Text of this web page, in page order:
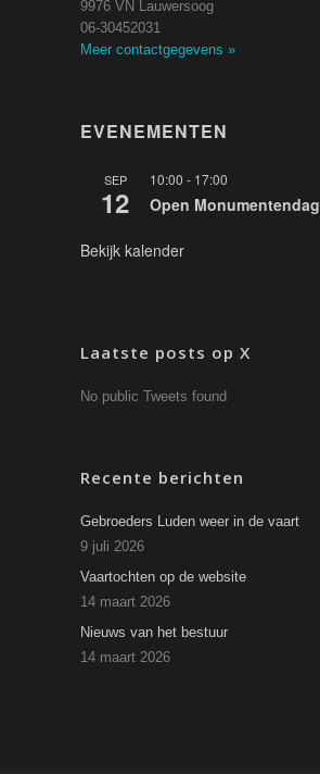
9976 VN Lauwersoog
06-30452031
Meer contactgegevens »
EVENEMENTEN
SEP
12
10:00 - 17:00
Open Monumentendag
Bekijk kalender
Laatste posts op X
No public Tweets found
Recente berichten
Gebroeders Luden weer in de vaart
9 juli 2026
Vaartochten op de website
14 maart 2026
Nieuws van het bestuur
14 maart 2026